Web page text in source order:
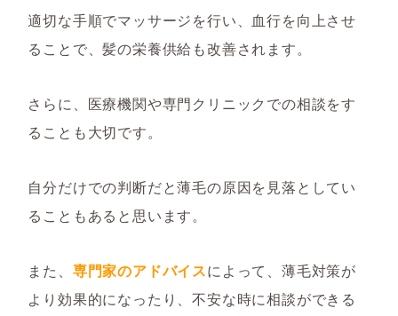
適切な手順でマッサージを行い、血行を向上させ
ることで、髪の栄養供給も改善されます。
さらに、医療機関や専門クリニックでの相談をす
ることも大切です。
自分だけでの判断だと薄毛の原因を見落としてい
ることもあると思います。
また、 専門家のアドバイスによって、薄毛対策が
より効果的になったり、不安な時に相談ができる